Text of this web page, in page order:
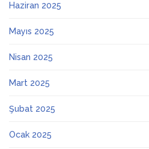
Haziran 2025
Mayıs 2025
Nisan 2025
Mart 2025
Şubat 2025
Ocak 2025